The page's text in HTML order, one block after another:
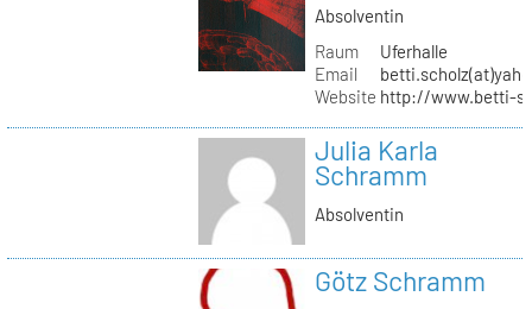
Absolventin
Raum
Uferhalle
Email
Website http://www.betti-
Julia Karla
Schramm
Absolventin
Götz Schramm